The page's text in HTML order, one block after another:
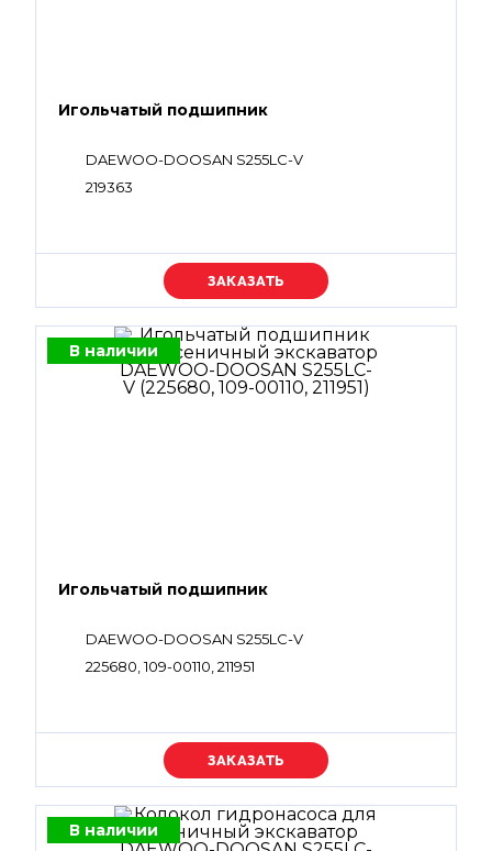
Игольчатый подшипник
DAEWOO-DOOSAN S255LC-V
219363
Уточняйте цену
В наличии
Игольчатый подшипник
DAEWOO-DOOSAN S255LC-V
225680, 109-00110, 211951
Уточняйте цену
В наличии